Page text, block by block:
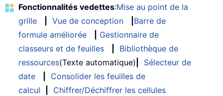
Fonctionnalités vedettes:Mise au point de la
grille
Vue de conception
Barre de
formule améliorée
Gestionnaire de
classeurs et de feuilles
Bibliothèque de
ressources(Texte automatique)
Sélecteur de
date
Consolider les feuilles de
calcul
Chiffrer/Déchiffrer les cellules